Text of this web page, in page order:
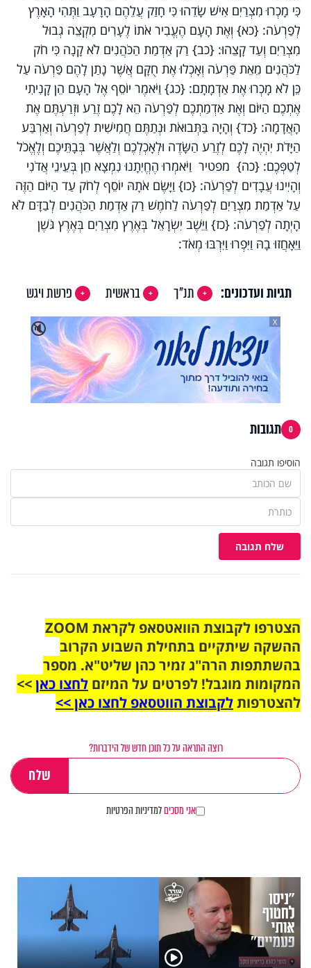
כִּי מָכְרוּ מִצְרַיִם אִישׁ שָׂדֵהוּ כִּי חָזַק עֲלֵהֶם הָרָעָב וַתְּהִי הָאָרֶץ
לְפַרְעֹה: {כא} וְאֶת הָעָם הֶעֱבִיר אֹתוֹ לֶעָרִים מִקְצֵה גְבוּל
מִצְרַיִם וְעַד קָצֵהוּ: {כב} רַק אַדְמַת הַכֹּהֲנִים לֹא קָנָה כִּי חֹק
לַכֹּהֲנִים מֵאֵת פַּרְעֹה וְאָכְלוּ אֶת חֻקָּם אֲשֶׁר נָתַן לָהֶם פַּרְעֹה עַל
כֵּן לֹא מָכְרוּ אֶת אַדְמָתָם: {כג} וַיֹּאמֶר יוֹסֵף אֶל הָעָם הֵן קָנִיתִי
אֶתְכֶם הַיּוֹם וְאֶת אַדְמַתְכֶם לְפַרְעֹה הֵא לָכֶם זֶרַע וּזְרַעְתֶּם אֶת
הָאֲדָמָה: {כד} וְהָיָה בַּתְּבוּאֹת וּנְתַתֶּם חֲמִישִׁית לְפַרְעֹה וְאַרְבַּע
הַיָּדֹת יִהְיֶה לָכֶם לְזֶרַע הַשָּׂדֶה וּלְאָכְלְכֶם וְלַאֲשֶׁר בְּבָתֵּיכֶם וְלֶאֱכֹל
לְטַפְּכֶם: {כה} מפטיר וַיֹּאמְרוּ הֶחֱיִתָנוּ נִמְצָא חֵן בְּעֵינֵי אֲדֹנִי
וְהָיִינוּ עֲבָדִים לְפַרְעֹה: {כו} וַיָּשֶׂם אֹתָהּ יוֹסֵף לְחֹק עַד הַיּוֹם הַזֶּה
עַל אַדְמַת מִצְרַיִם לְפַרְעֹה לַחֹמֶשׁ רַק אַדְמַת הַכֹּהֲנִים לְבַדָּם לֹא
הָיְתָה לְפַרְעֹה: {כז} וַיֵּשֶׁב יִשְׂרָאֵל בְּאֶרֶץ מִצְרַיִם בְּאֶרֶץ גֹּשֶׁן
וַיֵּאָחֲזוּ בָהּ וַיִּפְרוּ וַיִּרְבּוּ מְאֹד:
תגיות ועדכונים: תנ"ך בראשית
פרשת ויגש
🔇
X
0 תגובות
הוסיפו תגובה
שלח תגובה
הצטרפו לקבוצת הוואטסאפ לקראת ZOOM
ההשקה שיתקיים בתחילת השבוע הקרוב
בהשתתפות הרה"ג זמיר כהן שליט"א. מספר
המקומות מוגבל! לפרטים על המיזם לחצו כאן>>
להצטרפותלקבוצת הווטסאפ לחצו כאן >>
רוצה התראה על כל תוכן חדש של הידברות?
אני מסכיםלמדיניות הפרטיות